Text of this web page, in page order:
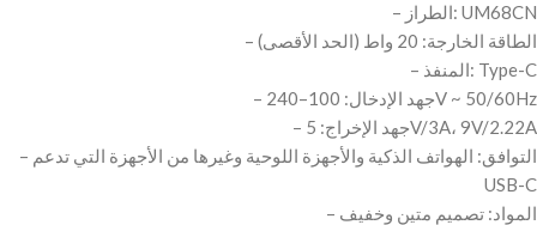
– الطراز: UM68CN
– الطاقة الخارجة: 20 واط (الحد الأقصى)
– المنفذ: Type-C
– جهد الإدخال: 100–240V ~ 50/60Hz
– جهد الإخراج: 5V/3A، 9V/2.22A
– التوافق: الهواتف الذكية والأجهزة اللوحية وغيرها من الأجهزة التي تدعم
USB-C
– المواد: تصميم متين وخفيف